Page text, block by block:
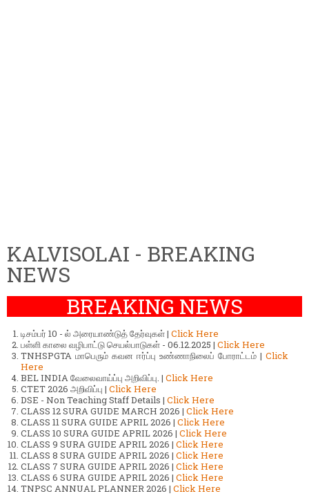
KALVISOLAI - BREAKING
NEWS
BREAKING NEWS
டிசம்பர் 10 - ல் அரையாண்டுத் தேர்வுகள் | Click Here
பள்ளி காலை வழிபாட்டு செயல்பாடுகள் - 06.12.2025 | Click Here
TNHSPGTA மாபெரும் கவன ஈர்ப்பு உண்ணாநிலைப் போராட்டம் | Click
Here
BEL INDIA வேலைவாய்ப்பு அறிவிப்பு. | Click Here
CTET 2026 அறிவிப்பு | Click Here
DSE - Non Teaching Staff Details | Click Here
CLASS 12 SURA GUIDE MARCH 2026 | Click Here
CLASS 11 SURA GUIDE APRIL 2026 | Click Here
CLASS 10 SURA GUIDE APRIL 2026 | Click Here
CLASS 9 SURA GUIDE APRIL 2026 | Click Here
CLASS 8 SURA GUIDE APRIL 2026 | Click Here
CLASS 7 SURA GUIDE APRIL 2026 | Click Here
CLASS 6 SURA GUIDE APRIL 2026 | Click Here
TNPSC ANNUAL PLANNER 2026 | Click Here